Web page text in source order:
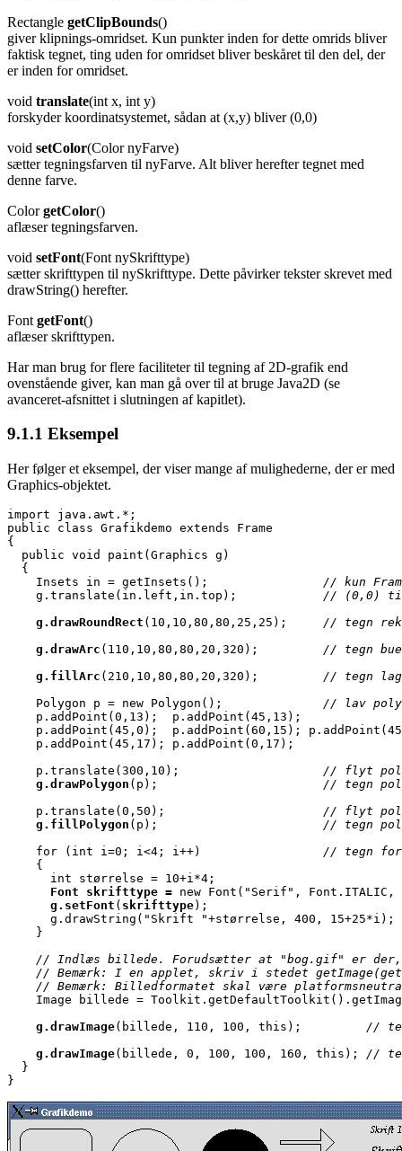
Rectangle getClipBounds()
giver klipnings-omridset. Kun punkter inden for dette omrids bliver
faktisk tegnet, ting uden for omridset bliver beskåret til den del, der
er inden for omridset.
void translate(int x, int y)
forskyder koordinatsystemet, sådan at (x,y) bliver (0,0)
void setColor(Color nyFarve)
sætter tegningsfarven til nyFarve. Alt bliver herefter tegnet med
denne farve.
ColorgetColor()
aflæser tegningsfarven.
void setFont(Font nySkrifttype)
sætter skrifttypen til nySkrifttype. Dette påvirker tekster skrevet med
drawString() herefter.
Font getFont()
aflæser skrifttypen.
Har man brug for flere faciliteter til tegning af 2D-grafik end
ovenstående giver, kan man gå over til at bruge Java2D (se
avanceret-afsnittet i slutningen af kapitlet).
9.1.1 Eksempel
Her følger et eksempel, der viser mange af mulighederne, der er med
Graphics-objektet.
import java.awt.*;
public class Grafikdemo extends Frame
{
  public void paint(Graphics g)
  {
    Insets in = getInsets();
// kun
    g.translate(in.left,in.top);
// (0,0)
g.drawRoundRect (10,10,80,80,25,25); // tegn
g.drawArc (110,10,80,80,20,320); // tegn
g.fillArc (210,10,80,80,20,320); // tegn
    Polygon p = new Polygon();
// lav
p.addPoint(0,13);
p.addPoint(45,0);  p.addPoint(60,15);
p.addPoint(45,17);
    p.translate(300,10);
// flyt
g.drawPolygon (p); // tegn
    p.translate(0,50);
// flyt
g.fillPolygon (p); // tegn
    for (int i=0; i<4; i++)
// tegn
    {
      int størrelse = 10+i*4;
Font skrifttype = new Font("Serif",
g.setFont ( skrifttype);
      g.drawString("Skrift "+størrelse, 400, 15+25*i);
    }
// Indlæs billede. Forudsætter at "bog.gif" er
// Bemærk: I en applet, skriv i stedet
// Bemærk: Billedformatet skal være
Image billede =
g.drawImage(billede, 110, 100, this);
//
g.drawImage(billede, 0, 100, 100, 160, this);
//
  }
}